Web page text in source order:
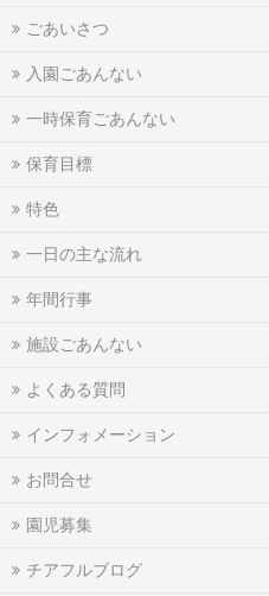
ごあいさつ
入園ごあんない
一時保育ごあんない
保育目標
特色
一日の主な流れ
年間行事
施設ごあんない
よくある質問
インフォメーション
お問合せ
園児募集
チアフルブログ